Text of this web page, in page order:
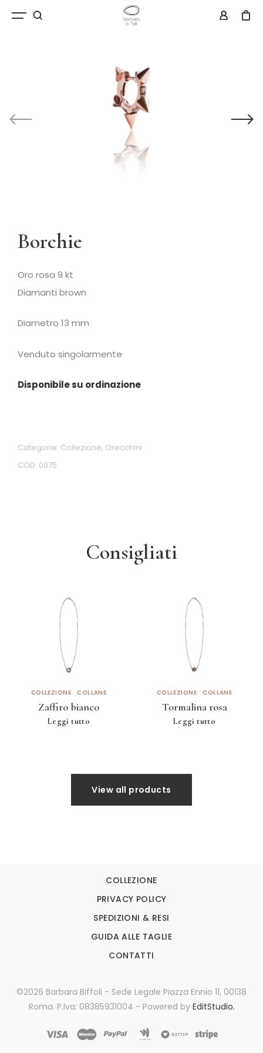
Borchie
Oro rosa 9 kt
Diamanti brown
Diametro 13 mm
Venduto singolarmente
Disponibile su ordinazione
COD: 0075
Categorie: Collezione, Orecchini
Consigliati
COLLEZIONE COLLANE
Zaffiro bianco
Leggi tutto
COLLEZIONE COLLANE
Tormalina rosa
Leggi tutto
View all products
COLLEZIONE
PRIVACY POLICY
SPEDIZIONI & RESI
GUIDA ALLE TAGLIE
CONTATTI
©2026 Barbara Biffoli - Sede Legale Piazza Ennio 11, 00138
Roma. P.Iva: 08385931004 - Powered by EditStudio.